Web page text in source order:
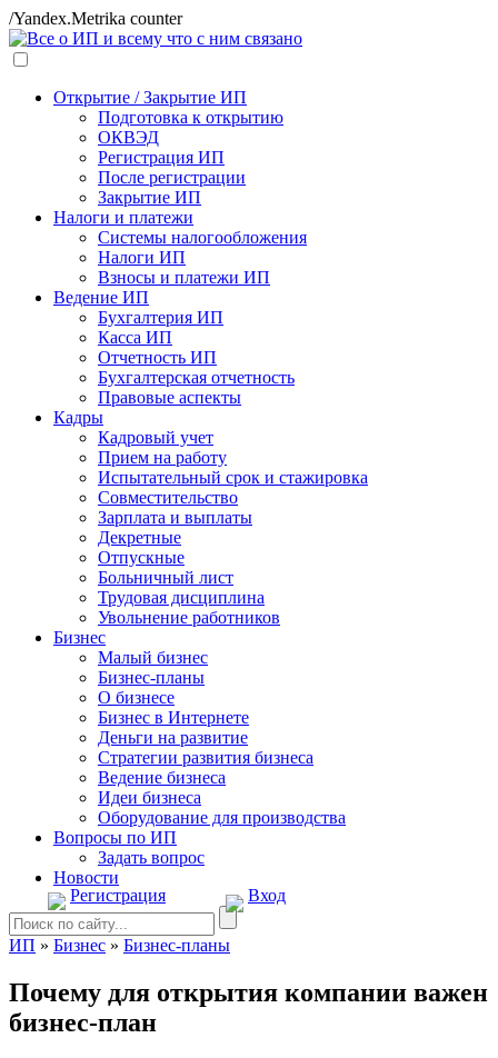
/Yandex.Metrika counter
Открытие / Закрытие ИП
Подготовка к открытию
ОКВЭД
Регистрация ИП
После регистрации
Закрытие ИП
Налоги и платежи
Системы налогообложения
Налоги ИП
Взносы и платежи ИП
Ведение ИП
Бухгалтерия ИП
Касса ИП
Отчетность ИП
Бухгалтерская отчетность
Правовые аспекты
Кадры
Кадровый учет
Прием на работу
Испытательный срок и стажировка
Совместительство
Зарплата и выплаты
Декретные
Отпускные
Больничный лист
Трудовая дисциплина
Увольнение работников
Бизнес
Малый бизнес
Бизнес-планы
О бизнесе
Бизнес в Интернете
Деньги на развитие
Стратегии развития бизнеса
Ведение бизнеса
Идеи бизнеса
Оборудование для производства
Вопросы по ИП
Задать вопрос
Новости
Регистрация
Вход
ИП » Бизнес » Бизнес-планы
Почему для открытия компании важен
бизнес-план